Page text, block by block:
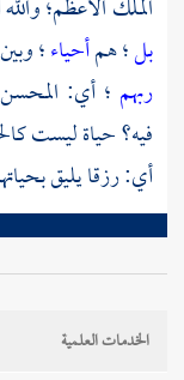
الملك الأعظم؛
بل؛ همأحياء؛
ربهم ؛ أي:
فيه؟ حياة ليست
أي: رزقا يليق
الخدمات العلمية